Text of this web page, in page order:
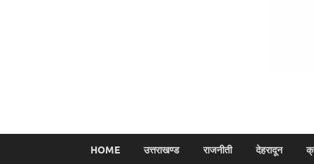
HOME उत्तराखण्ड राजनीती देहरादून